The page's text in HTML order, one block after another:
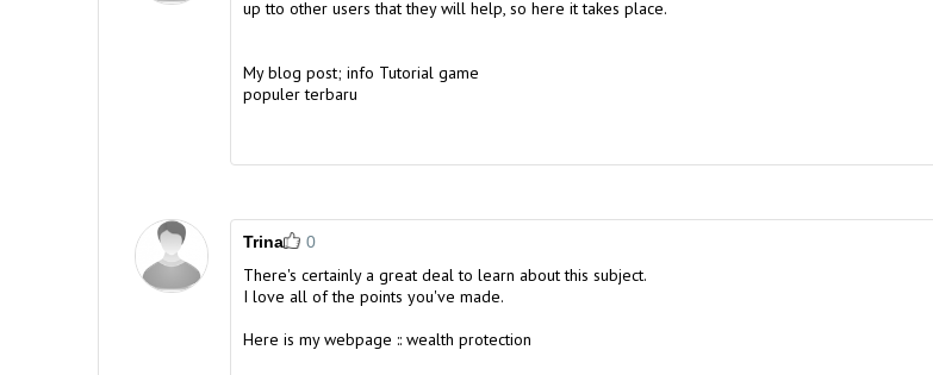
up tto other users that they will help, so here it takes place.
My blog post; info Tutorial game
populer terbaru
Trina 0
There's certainly a great deal to learn about this subject.
I love all of the points you've made.
Here is my webpage :: wealth protection